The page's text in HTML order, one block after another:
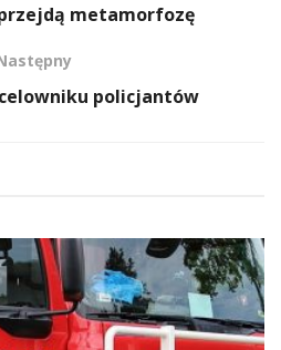
metamorfozę
policjantów